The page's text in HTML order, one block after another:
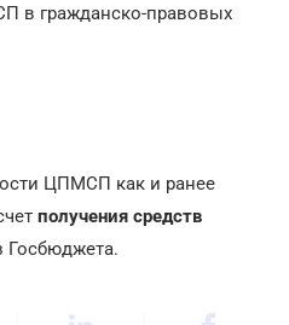
в гражданско-правовых
ЦПМСП как и ранее
получения средств
Госбюджета.